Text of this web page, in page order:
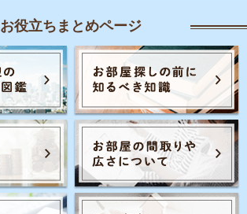
お役立ちまとめページ